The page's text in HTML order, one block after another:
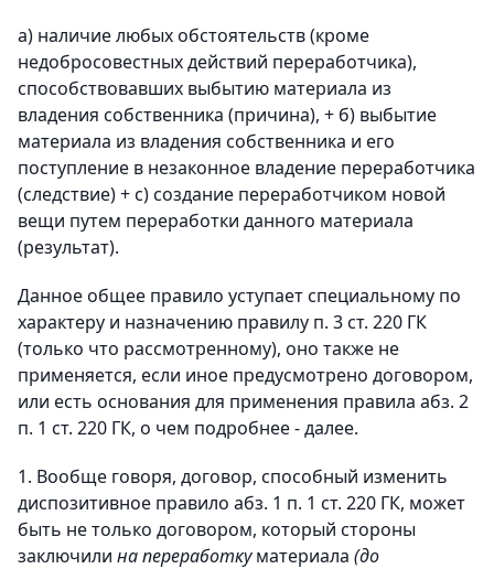
a) наличие любых обстоятельств (кроме
недобросовестных действий переработчика),
способствовавших выбытию материала из
владения собственника (причина), + б) выбытие
материала из владения собственника и его
поступление в незаконное владение переработчика
(следствие) + c) создание переработчиком новой
вещи путем переработки данного материала
(результат).
Данное общее правило уступает специальному по
характеру и назначению правилу п. 3 ст. 220 ГК
(только что рассмотренному), оно также не
применяется, если иное предусмотрено договором,
или есть основания для применения правила абз. 2
п. 1 ст. 220 ГК, о чем подробнее - далее.
1. Вообще говоря, договор, способный изменить
диспозитивное правило абз. 1 п. 1 ст. 220 ГК, может
быть не только договором, который стороны
заключили на переработкуматериала (до